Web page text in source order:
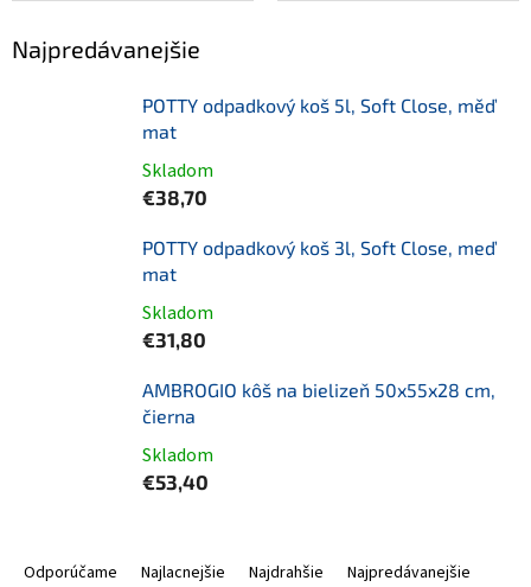
Najpredávanejšie
POTTY odpadkový koš 5l, Soft Close, měď
mat
Skladom
€38,70
POTTY odpadkový koš 3l, Soft Close, meď
mat
Skladom
€31,80
AMBROGIO kôš na bielizeň 50x55x28 cm,
čierna
Skladom
€53,40
Odporúčame Najlacnejšie Najdrahšie
Najpredávanejšie